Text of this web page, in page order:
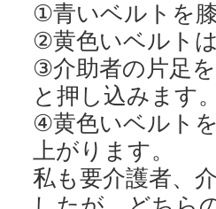
①青いベルトを
②黄色いベルト
③介助者の片足
と押し込みます。
④黄色いベルト
上がります。
私も要介護者、